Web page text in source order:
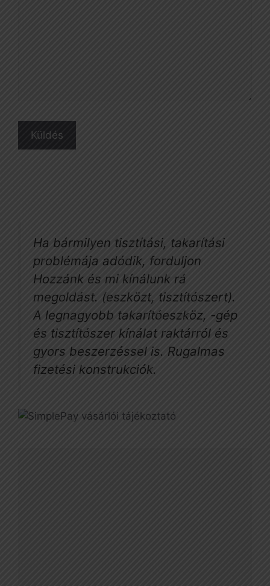
Ha bármilyen tisztítási, takarítási
problémája adódik, forduljon
Hozzánk és mi kínálunk rá
megoldást. (eszközt, tisztítószert).
A legnagyobb takarítóeszköz, -gép
és tisztítószer kínálat raktárról és
gyors beszerzéssel is. Rugalmas
fizetési konstrukciók.